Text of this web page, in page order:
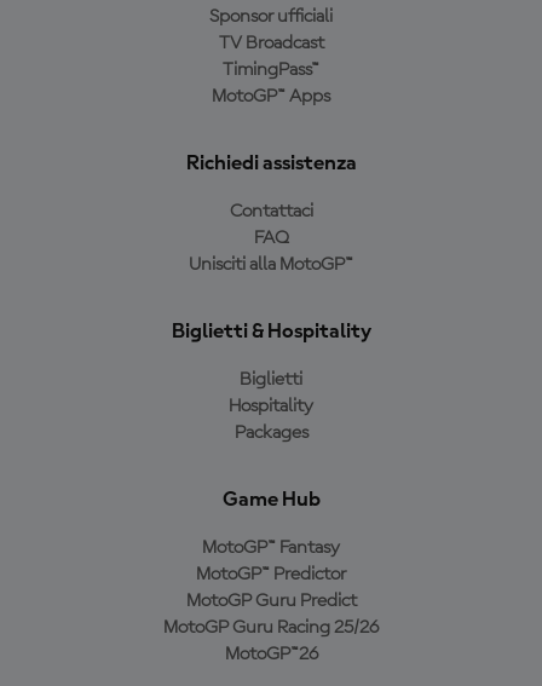
Sponsor ufficiali
TV Broadcast
TimingPass™
MotoGP™ Apps
Richiedi assistenza
Contattaci
FAQ
Unisciti alla MotoGP™
Biglietti & Hospitality
Biglietti
Hospitality
Packages
Game Hub
MotoGP™ Fantasy
MotoGP™ Predictor
MotoGP Guru Predict
MotoGP Guru Racing 25/26
MotoGP™26